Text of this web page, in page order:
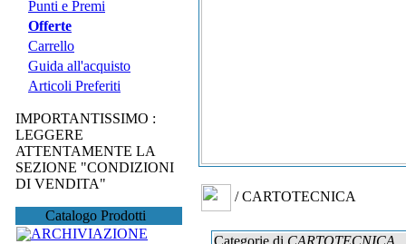
Punti e Premi
Offerte
Carrello
Guida all'acquisto
Articoli Preferiti
IMPORTANTISSIMO :
LEGGERE
ATTENTAMENTE LA
SEZIONE "CONDIZIONI
DI VENDITA"
Catalogo Prodotti
ARCHIVIAZIONE
/ CARTOTECNICA
Categorie di CARTOTECNICA